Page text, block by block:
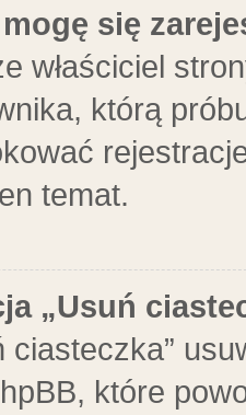
się
właściciel
którą
temat.
„Usuń
ciasteczka”
które